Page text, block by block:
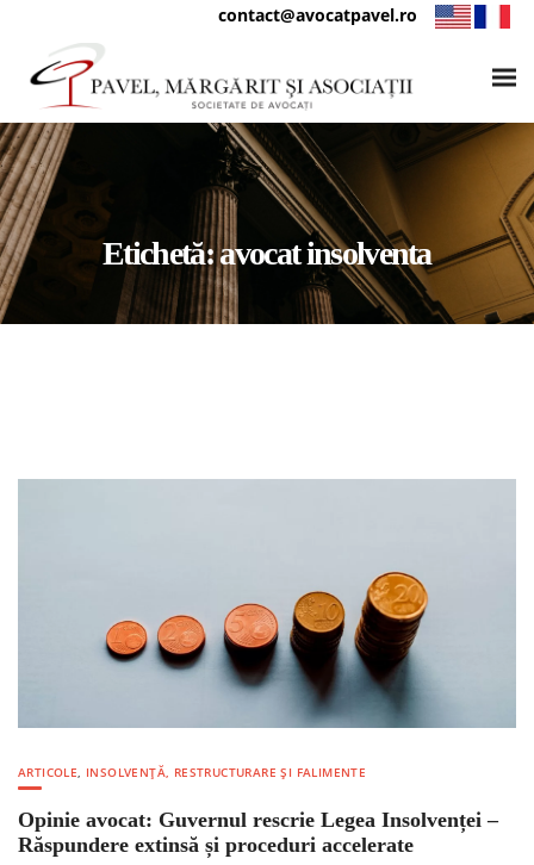
contact@avocatpavel.ro
Etichetă:avocat insolventa
ARTICOLE, INSOLVENȚĂ, RESTRUCTURARE ȘI FALIMENTE
Opinie avocat: Guvernul rescrie Legea Insolvenței –
Răspundere extinsă și proceduri accelerate